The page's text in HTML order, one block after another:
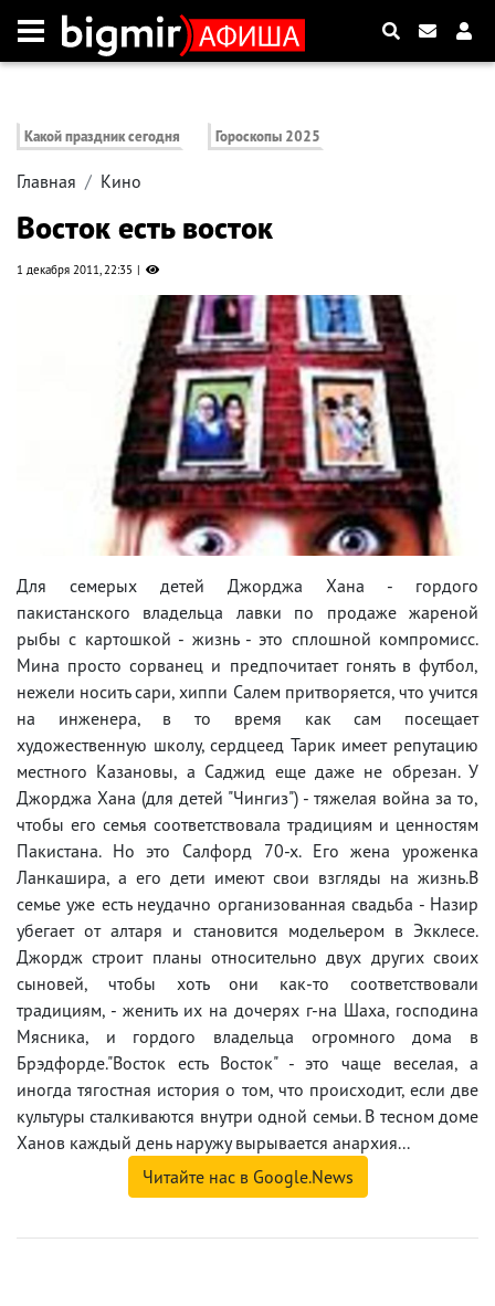
Какой праздник сегодня Гороскопы 2025
Главная Кино
Восток есть восток
1 декабря 2011, 22:35
Для семерых детей Джорджа Хана - гордого
пакистанского владельца лавки по продаже жареной
рыбы с картошкой - жизнь - это сплошной компромисс.
Мина просто сорванец и предпочитает гонять в футбол,
нежели носить сари, хиппи Салем притворяется, что учится
на инженера, в то время как сам посещает
художественную школу, сердцеед Тарик имеет репутацию
местного Казановы, а Саджид еще даже не обрезан. У
Джорджа Хана (для детей "Чингиз") - тяжелая война за то,
чтобы его семья соответствовала традициям и ценностям
Пакистана. Но это Салфорд 70-х. Его жена уроженка
Ланкашира, а его дети имеют свои взгляды на жизнь.В
семье уже есть неудачно организованная свадьба - Назир
убегает от алтаря и становится модельером в Экклесе.
Джордж строит планы относительно двух других своих
сыновей, чтобы хоть они как-то соответствовали
традициям, - женить их на дочерях г-на Шаха, господина
Мясника, и гордого владельца огромного дома в
Брэдфорде."Восток есть Восток" - это чаще веселая, а
иногда тягостная история о том, что происходит, если две
культуры сталкиваются внутри одной семьи. В тесном доме
Ханов каждый день наружу вырывается анархия...
Читайте нас в Google.News